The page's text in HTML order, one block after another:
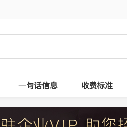
一句话信息 收费标准